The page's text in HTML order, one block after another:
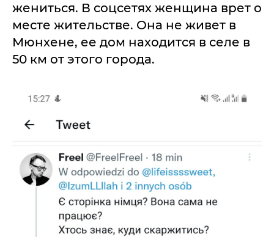
жениться. В соцсетях женщина врет о
месте жительстве. Она не живет в
Мюнхене, ее дом находится в селе в
50 км от этого города.